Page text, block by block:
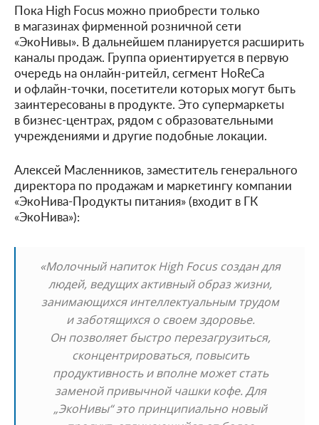
Пока High Focus можно приобрести только
в магазинах фирменной розничной сети
«ЭкоНивы». В дальнейшем планируется расширить
каналы продаж. Группа ориентируется в первую
очередь на онлайн-ритейл, сегмент HoReCa
и офлайн-точки, посетители которых могут быть
заинтересованы в продукте. Это супермаркеты
в бизнес-центрах, рядом с образовательными
учреждениями и другие подобные локации.
Алексей Масленников, заместитель генерального
директора по продажам и маркетингу компании
«ЭкоНива-Продукты питания» (входит в ГК
«ЭкоНива»):
«Молочный напиток High Focus создан для
людей, ведущих активный образ жизни,
занимающихся интеллектуальным трудом
и заботящихся о своем здоровье.
Он позволяет быстро перезагрузиться,
сконцентрироваться, повысить
продуктивность и вполне может стать
заменой привычной чашки кофе. Для
„ЭкоНивы“ это принципиально новый